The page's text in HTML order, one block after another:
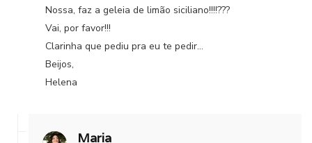
Nossa, faz a geleia de limão siciliano!!!!???
Vai, por favor!!!
Clarinha que pediu pra eu te pedir…
Beijos,
Helena
Maria